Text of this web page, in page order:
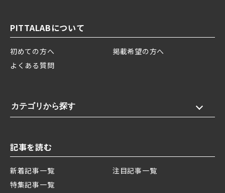
PITTALABについて
初めての方へ
掲載希望の方へ
よくある質問
カテゴリから探す
記事を読む
新着記事一覧
注目記事一覧
特集記事一覧